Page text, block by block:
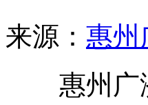
来源： 惠州
惠州广济